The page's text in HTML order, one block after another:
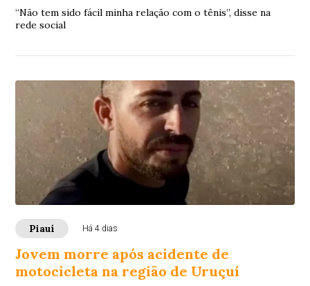
“Não tem sido fácil minha relação com o tênis”, disse na
rede social
Piauí Há 4 dias
Jovem morre após acidente de
motocicleta na região de Uruçuí